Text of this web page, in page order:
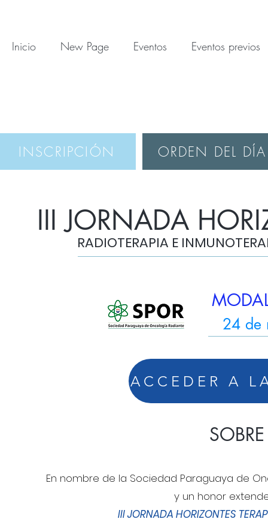
Inicio New Page Eventos Eventos previos
INSCRIPCIÓN ORDEN DEL DÍA
III JORNADA
RADIOTERAPIA E
24 de
En nombre de la Sociedad Paraguaya de
y un honor
III JORNADA HORIZONTES